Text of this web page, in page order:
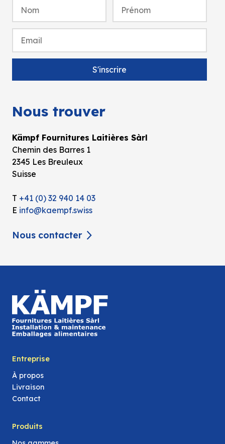
Nous trouver
Kämpf Fournitures Laitières Sàrl
Chemin des Barres 1
2345 Les Breuleux
Suisse
T +41 (0) 32 940 14 03
E info@kaempf.swiss
Nous contacter
Entreprise
À propos
Livraison
Contact
Produits